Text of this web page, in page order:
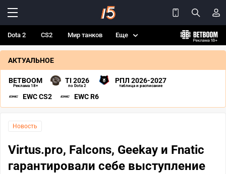
Dota 2 CS2 Мир танков Еще
АКТУАЛЬНОЕ
BETBOOM
Реклама 18+
TI 2026
по Dota 2
РПЛ 2026-2027
таблица и расписание
EWC CS2 EWC R6
Новость
Virtus.pro, Falcons, Geekay и Fnatic
гарантировали себе выступление